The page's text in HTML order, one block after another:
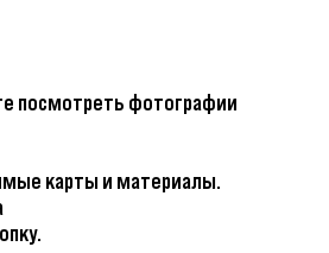
посмотреть фотографии
карты и материалы.